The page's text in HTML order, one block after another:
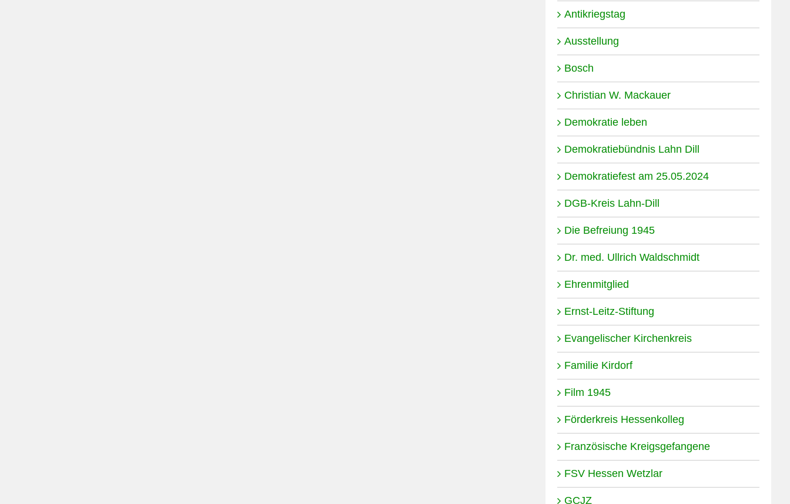
Antikriegstag
Ausstellung
Bosch
Christian W. Mackauer
Demokratie leben
Demokratiebündnis Lahn Dill
Demokratiefest am 25.05.2024
DGB-Kreis Lahn-Dill
Die Befreiung 1945
Dr. med. Ullrich Waldschmidt
Ehrenmitglied
Ernst-Leitz-Stiftung
Evangelischer Kirchenkreis
Familie Kirdorf
Film 1945
Förderkreis Hessenkolleg
Französische Kreigsgefangene
FSV Hessen Wetzlar
GCJZ